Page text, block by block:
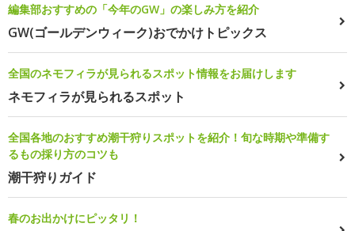
編集部おすすめの「今年のGW」の楽しみ方を紹介
GW(ゴールデンウィーク)おでかけトピックス
全国のネモフィラが見られるスポット情報をお届けします
ネモフィラが見られるスポット
全国各地のおすすめ潮干狩りスポットを紹介！旬な時期や準備す
るもの採り方のコツも
潮干狩りガイド
春のお出かけにピッタリ！